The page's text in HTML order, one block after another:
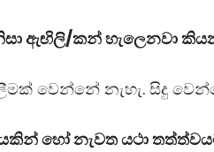
ඇඟිලි/කන් හැලෙනවා
වෙන්නේ නැහැ. සිදු
හෝ නැවත යථා